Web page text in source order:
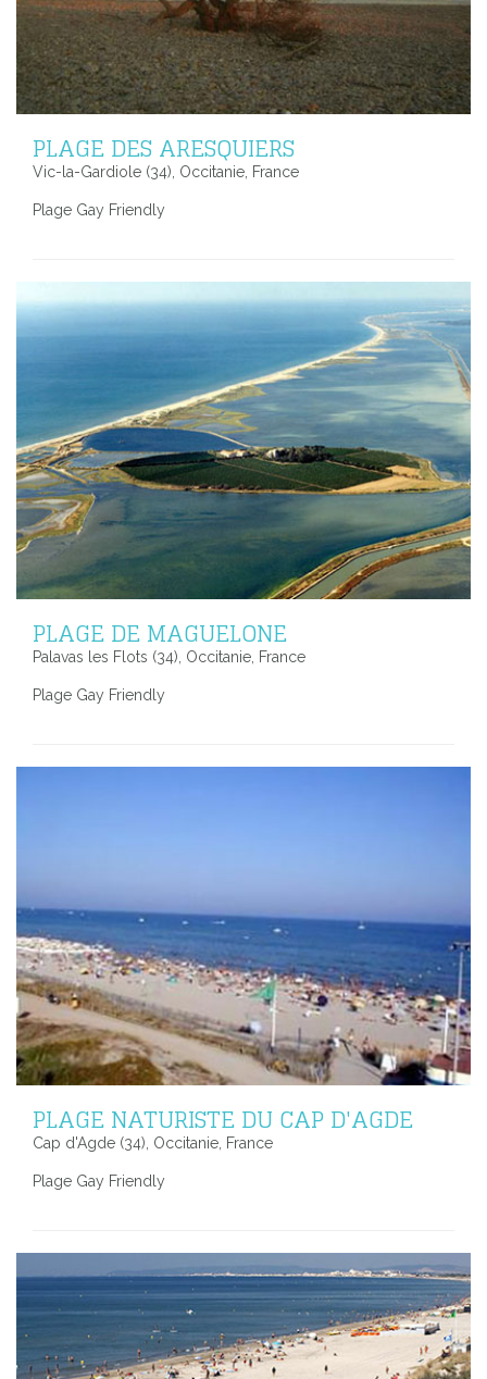
PLAGE DES ARESQUIERS
Vic-la-Gardiole (34), Occitanie, France
Plage Gay Friendly
PLAGE DE MAGUELONE
Palavas les Flots (34), Occitanie, France
Plage Gay Friendly
PLAGE NATURISTE DU CAP D'AGDE
Cap d'Agde (34), Occitanie, France
Plage Gay Friendly